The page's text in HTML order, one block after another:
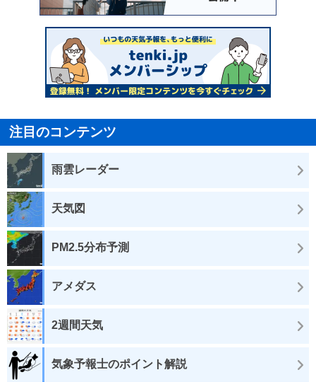
注目のコンテンツ
雨雲レーダー
天気図
PM2.5分布予測
アメダス
2週間天気
気象予報士のポイント解説